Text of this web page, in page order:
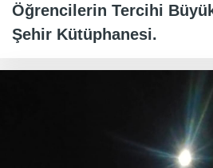
Öğrencilerin Tercihi
Şehir Kütüphanesi.